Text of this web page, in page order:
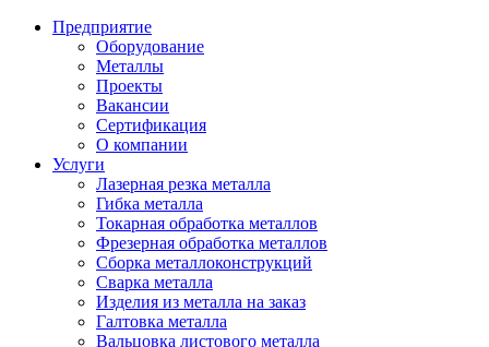
Предприятие
Оборудование
Металлы
Проекты
Вакансии
Сертификация
О компании
Услуги
Лазерная резка металла
Гибка металла
Токарная обработка металлов
Фрезерная обработка металлов
Сборка металлоконструкций
Сварка металла
Изделия из металла на заказ
Галтовка металла
Вальцовка листового металла